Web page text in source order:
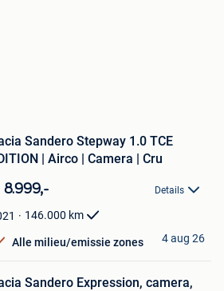
Sandero Stepway 1.0 TCE
| Airco | Camera | Cru
Details
146.000 km
Alle milieu/emissie zones 4 aug 26
Sandero Expression, camera,